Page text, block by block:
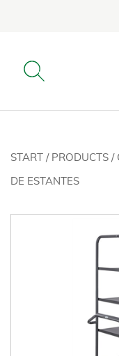
START / PRODUCTS /
DE ESTANTES